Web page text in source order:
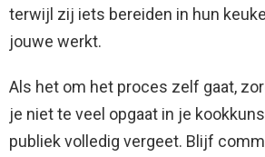
terwijl zij iets bereiden in hun
jouwe werkt.
Als het om het proces zelf gaat,
je niet te veel opgaat in je
publiek volledig vergeet. Blijf